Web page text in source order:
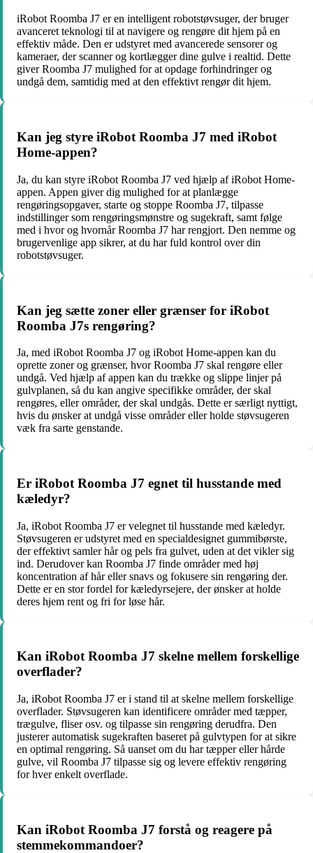
iRobot Roomba J7 er en intelligent robotstøvsuger, der bruger
avanceret teknologi til at navigere og rengøre dit hjem på en
effektiv måde. Den er udstyret med avancerede sensorer og
kameraer, der scanner og kortlægger dine gulve i realtid. Dette
giver Roomba J7 mulighed for at opdage forhindringer og
undgå dem, samtidig med at den effektivt rengør dit hjem.
Kan jeg styre iRobot Roomba J7 med iRobot
Home-appen?
Ja, du kan styre iRobot Roomba J7 ved hjælp af iRobot Home-
appen. Appen giver dig mulighed for at planlægge
rengøringsopgaver, starte og stoppe Roomba J7, tilpasse
indstillinger som rengøringsmønstre og sugekraft, samt følge
med i hvor og hvornår Roomba J7 har rengjort. Den nemme og
brugervenlige app sikrer, at du har fuld kontrol over din
robotstøvsuger.
Kan jeg sætte zoner eller grænser for iRobot
Roomba J7s rengøring?
Ja, med iRobot Roomba J7 og iRobot Home-appen kan du
oprette zoner og grænser, hvor Roomba J7 skal rengøre eller
undgå. Ved hjælp af appen kan du trække og slippe linjer på
gulvplanen, så du kan angive specifikke områder, der skal
rengøres, eller områder, der skal undgås. Dette er særligt nyttigt,
hvis du ønsker at undgå visse områder eller holde støvsugeren
væk fra sarte genstande.
Er iRobot Roomba J7 egnet til husstande med
kæledyr?
Ja, iRobot Roomba J7 er velegnet til husstande med kæledyr.
Støvsugeren er udstyret med en specialdesignet gummibørste,
der effektivt samler hår og pels fra gulvet, uden at det vikler sig
ind. Derudover kan Roomba J7 finde områder med høj
koncentration af hår eller snavs og fokusere sin rengøring der.
Dette er en stor fordel for kæledyrsejere, der ønsker at holde
deres hjem rent og fri for løse hår.
Kan iRobot Roomba J7 skelne mellem forskellige
overflader?
Ja, iRobot Roomba J7 er i stand til at skelne mellem forskellige
overflader. Støvsugeren kan identificere områder med tæpper,
trægulve, fliser osv. og tilpasse sin rengøring derudfra. Den
justerer automatisk sugekraften baseret på gulvtypen for at sikre
en optimal rengøring. Så uanset om du har tæpper eller hårde
gulve, vil Roomba J7 tilpasse sig og levere effektiv rengøring
for hver enkelt overflade.
Kan iRobot Roomba J7 forstå og reagere på
stemmekommandoer?